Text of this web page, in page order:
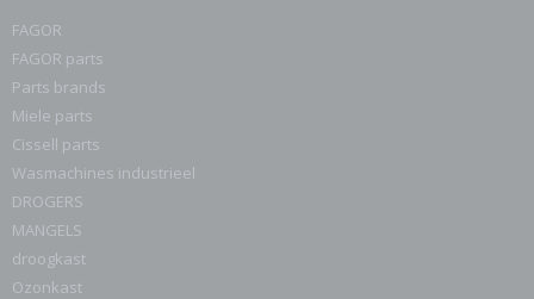
FAGOR
FAGOR parts
Parts brands
Miele parts
Cissell parts
Wasmachines industrieel
DROGERS
MANGELS
droogkast
Ozonkast